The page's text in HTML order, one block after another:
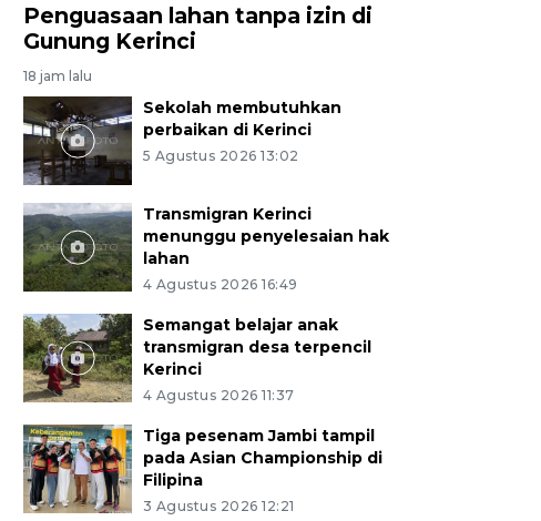
Penguasaan lahan tanpa izin di
Gunung Kerinci
18 jam lalu
Sekolah membutuhkan
perbaikan di Kerinci
5 Agustus 2026 13:02
Transmigran Kerinci
menunggu penyelesaian hak
lahan
4 Agustus 2026 16:49
Semangat belajar anak
transmigran desa terpencil
Kerinci
4 Agustus 2026 11:37
Tiga pesenam Jambi tampil
pada Asian Championship di
Filipina
3 Agustus 2026 12:21